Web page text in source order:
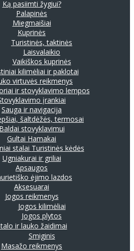
Ką pasiimti žygiui?
Palapinės
Miegmaišiai
Kuprinės
Turistinės, taktinės
Laisvalaikio
Vaikiškos kuprinės
kilimėliai ir paklotai
virtuvės reikmenys
ir stovyklavimo lempos
įrankiai
Sauga ir navigacija
šaltdėžės, termosai
Baldai stovyklavimui
Gultai Hamakai
stalai Turistinės kėdės
Ugniakurai ir griliai
Apsaugos
ėjimo lazdos
Aksesuarai
Jogos reikmenys
Jogos kilimėliai
Jogos plytos
ir lauko žaidimai
Smiginis
Masažo reikmenys